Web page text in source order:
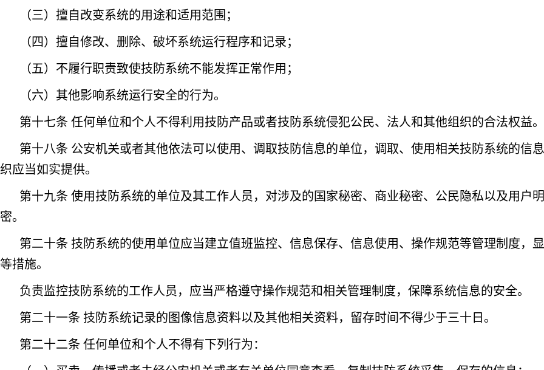
（三）擅自改变系统的用途和适用范围；
（四）擅自修改、删除、破坏系统运行程序和记录；
（五）不履行职责致使技防系统不能发挥正常作用；
（六）其他影响系统运行安全的行为。
第十七条 任何单位和个人不得利用技防产品或者技防系统侵犯公民、法人和其他组织的合法权益。
第十八条 公安机关或者其他依法可以使用、调取技防信息的单位，调取、使用相关技防系统的信
织应当如实提供。
第十九条 使用技防系统的单位及其工作人员，对涉及的国家秘密、商业秘密、公民隐私以及用户
密。
第二十条 技防系统的使用单位应当建立值班监控、信息保存、信息使用、操作规范等管理制度，
等措施。
负责监控技防系统的工作人员，应当严格遵守操作规范和相关管理制度，保障系统信息的安全。
第二十一条 技防系统记录的图像信息资料以及其他相关资料，留存时间不得少于三十日。
第二十二条 任何单位和个人不得有下列行为：